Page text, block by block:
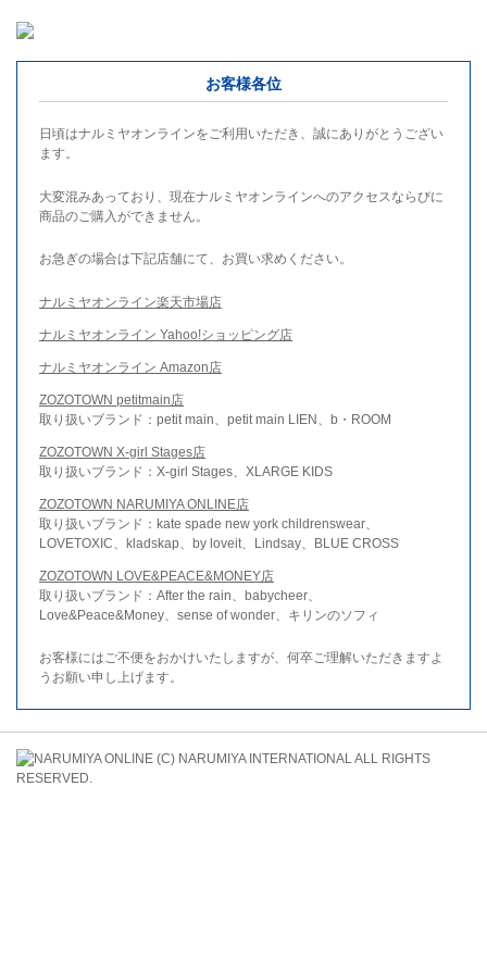
お客様各位
日頃はナルミヤオンラインをご利用いただき、誠にありがとうござい
ます。
大変混みあっており、現在ナルミヤオンラインへのアクセスならびに
商品のご購入ができません。
お急ぎの場合は下記店舗にて、お買い求めください。
ナルミヤオンライン楽天市場店
ナルミヤオンライン Yahoo!ショッピング店
ナルミヤオンライン Amazon店
ZOZOTOWN petitmain店
取り扱いブランド：petit main、petit main LIEN、b・ROOM
ZOZOTOWN X-girl Stages店
取り扱いブランド：X-girl Stages、XLARGE KIDS
ZOZOTOWN NARUMIYA ONLINE店
取り扱いブランド：kate spade new york childrenswear、
LOVETOXIC、kladskap、by loveit、Lindsay、BLUE CROSS
ZOZOTOWN LOVE&PEACE&MONEY店
取り扱いブランド：After the rain、babycheer、
Love&Peace&Money、sense of wonder、キリンのソフィ
お客様にはご不便をおかけいたしますが、何卒ご理解いただきますよ
うお願い申し上げます。